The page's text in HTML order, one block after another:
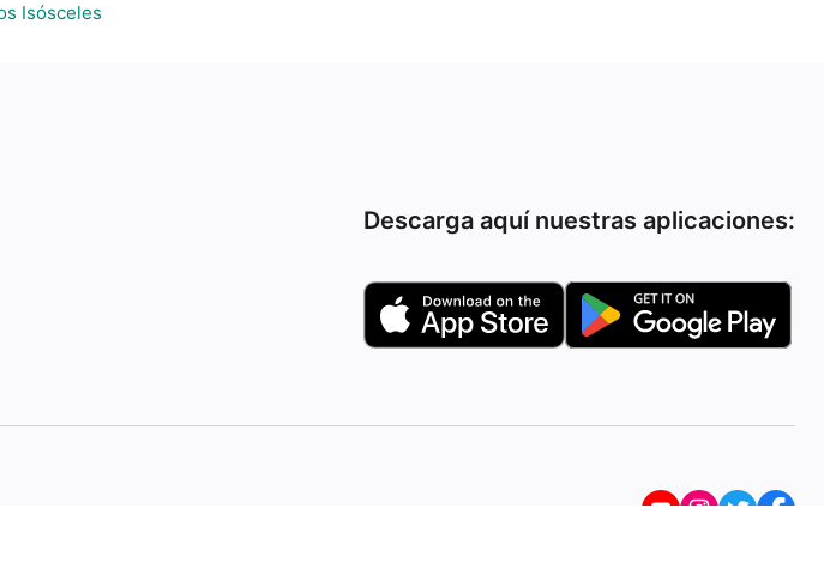
Isósceles
Descarga aquí nuestras aplicaciones: